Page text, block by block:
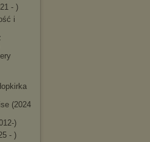
- )
i
(2024
)
- )